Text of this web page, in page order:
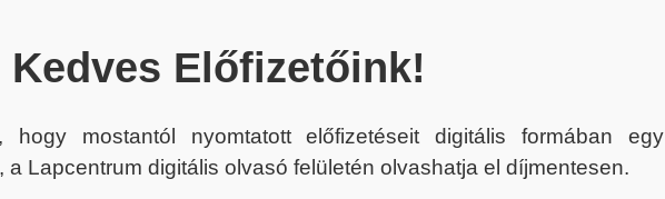
Kedves Előfizetőink!
hogy mostantól nyomtatott előfizetéseit digitális formában egy
a Lapcentrum digitális olvasó felületén olvashatja el díjmentesen.